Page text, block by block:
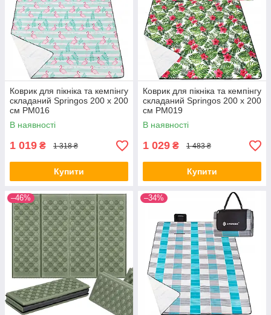
Коврик для пікніка та кемпінгу
складаний Springos 200 x 200
см PM016
В наявності
1 019 ₴ 1 318 ₴
Купити
Коврик для пікніка та кемпінгу
складаний Springos 200 x 200
см PM019
В наявності
1 029 ₴ 1 483 ₴
Купити
–46% –34%